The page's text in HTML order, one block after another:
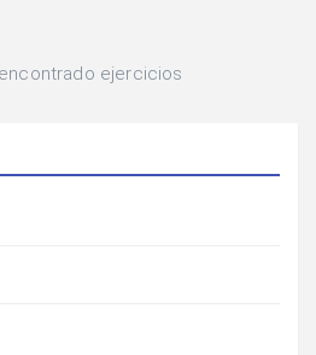
ejercicios